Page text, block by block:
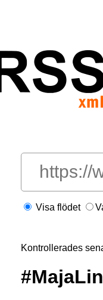
Visa flödet
Kontrollerades